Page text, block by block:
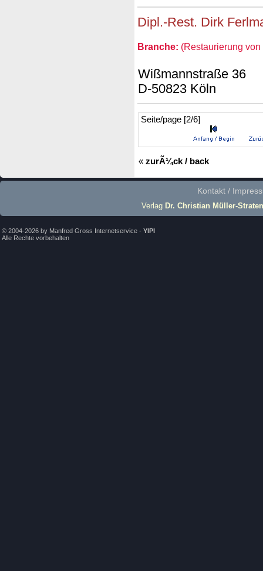
Dipl.-Rest. Dirk
Branche: (Restaurierung
Wißmannstraße 36
D-50823 Köln
Seite/page [2/6]
« zurÃ¼ck / back
Kontakt /
Verlag Dr. Christian Müller-Straten
© 2004-2026 by Manfred Gross Internetservice - YIPI
Alle Rechte vorbehalten